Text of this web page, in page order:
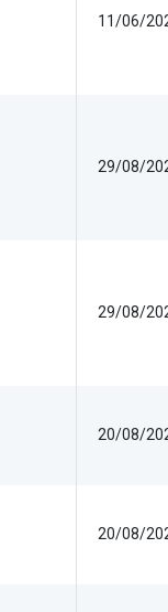
11/06/
29/08/
29/08/
20/08/
20/08/